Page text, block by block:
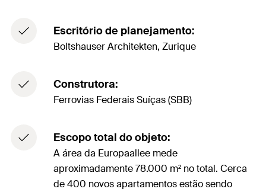
Escritório de planejamento:
Boltshauser Architekten, Zurique
Construtora:
Ferrovias Federais Suíças (SBB)
Escopo total do objeto:
A área da Europaallee mede
aproximadamente 78.000 m² no total. Cerca
de 400 novos apartamentos estão sendo